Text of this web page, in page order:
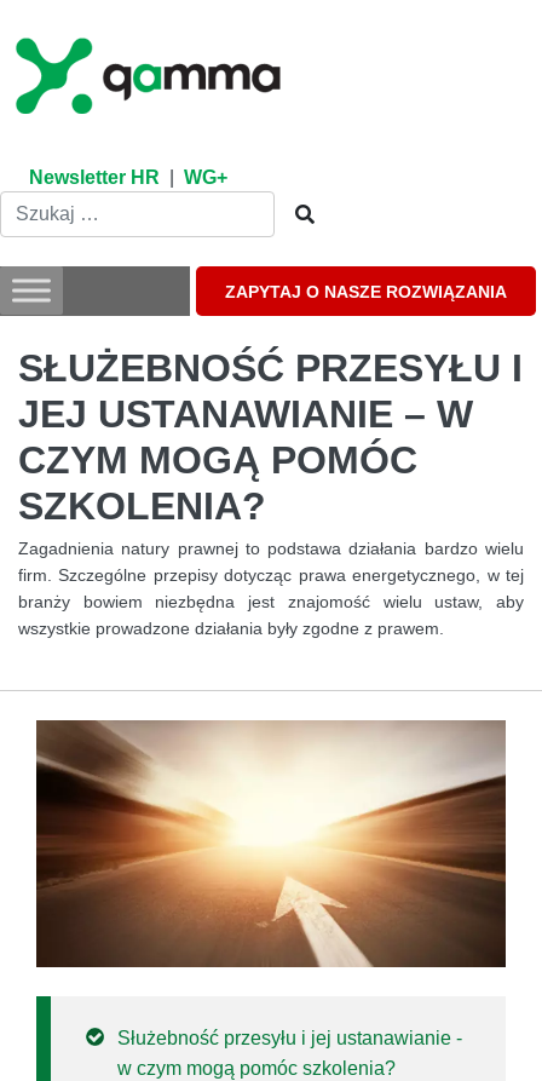
content
Newsletter HR WG+
ZAPYTAJ O NASZE ROZWIĄZANIA
SŁUŻEBNOŚĆ PRZESYŁU I
JEJ USTANAWIANIE – W
CZYM MOGĄ POMÓC
SZKOLENIA?
Zagadnienia natury prawnej to podstawa działania bardzo wielu
firm. Szczególne przepisy dotycząc prawa energetycznego, w tej
branży bowiem niezbędna jest znajomość wielu ustaw, aby
wszystkie prowadzone działania były zgodne z prawem.
Służebność przesyłu i jej ustanawianie -
w czym mogą pomóc szkolenia?